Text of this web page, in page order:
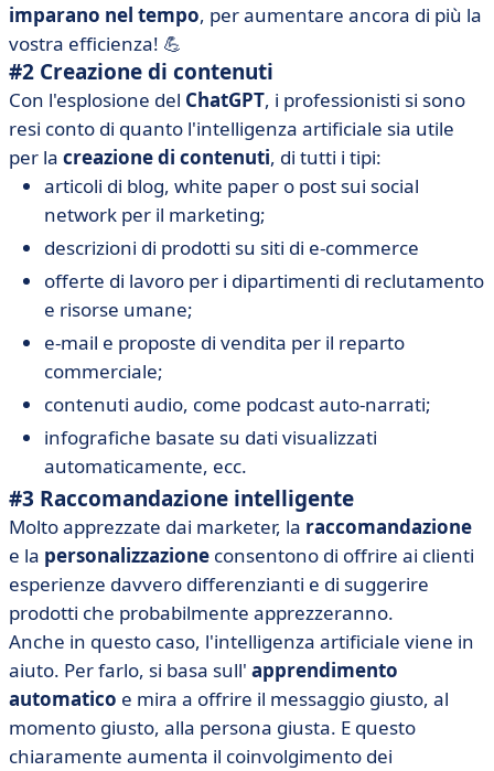
imparano nel tempo, per aumentare ancora di più la
vostra efficienza! 💪
#2 Creazione di contenuti
Con l'esplosione del ChatGPT, i professionisti si sono
resi conto di quanto l'intelligenza artificiale sia utile
per la creazione di contenuti, di tutti i tipi:
articoli di blog, white paper o post sui social
network per il marketing;
descrizioni di prodotti su siti di e-commerce
offerte di lavoro per i dipartimenti di reclutamento
e risorse umane;
e-mail e proposte di vendita per il reparto
commerciale;
contenuti audio, come podcast auto-narrati;
infografiche basate su dati visualizzati
automaticamente, ecc.
#3 Raccomandazione intelligente
Molto apprezzate dai marketer, la raccomandazione
e la personalizzazione consentono di offrire ai clienti
esperienze davvero differenzianti e di suggerire
prodotti che probabilmente apprezzeranno.
Anche in questo caso, l'intelligenza artificiale viene in
aiuto. Per farlo, si basa sull' apprendimento
automatico e mira a offrire il messaggio giusto, al
momento giusto, alla persona giusta. E questo
chiaramente aumenta il coinvolgimento dei